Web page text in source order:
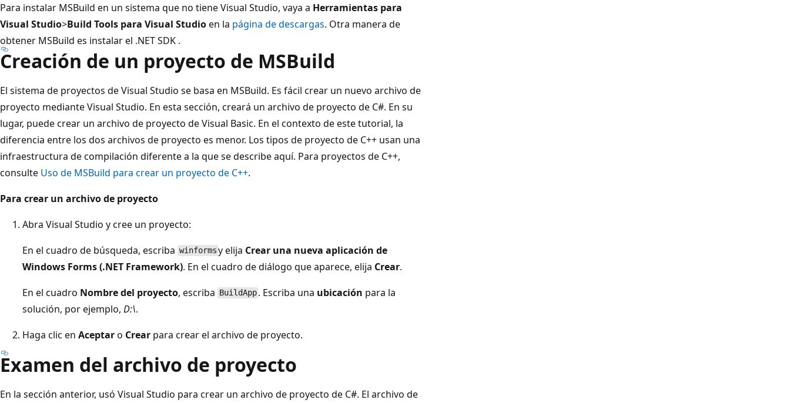
Para instalar MSBuild en un sistema que no tiene Visual Studio, vaya a Herramientas para
Visual Studio>Build Tools para Visual Studioen la página de descargas. Otra manera de
obtener MSBuild es instalar el .NET SDK .
Creación de un proyecto de MSBuild
El sistema de proyectos de Visual Studio se basa en MSBuild. Es fácil crear un nuevo archivo de
proyecto mediante Visual Studio. En esta sección, creará un archivo de proyecto de C#. En su
lugar, puede crear un archivo de proyecto de Visual Basic. En el contexto de este tutorial, la
diferencia entre los dos archivos de proyecto es menor. Los tipos de proyecto de C++ usan una
infraestructura de compilación diferente a la que se describe aquí. Para proyectos de C++,
consulte Uso de MSBuild para crear un proyecto de C++.
Para crear un archivo de proyecto
Abra Visual Studio y cree un proyecto:
En el cuadro de búsqueda, escriba winforms y elija Crear una nueva aplicación de
Windows Forms (.NET Framework). En el cuadro de diálogo que aparece, elija Crear.
En el cuadro Nombre del proyecto, escriba BuildApp . Escriba una ubicación para la
solución, por ejemplo, D:\.
Haga clic en Aceptaro Crear para crear el archivo de proyecto.
Examen del archivo de proyecto
En la sección anterior, usó Visual Studio para crear un archivo de proyecto de C#. El archivo de